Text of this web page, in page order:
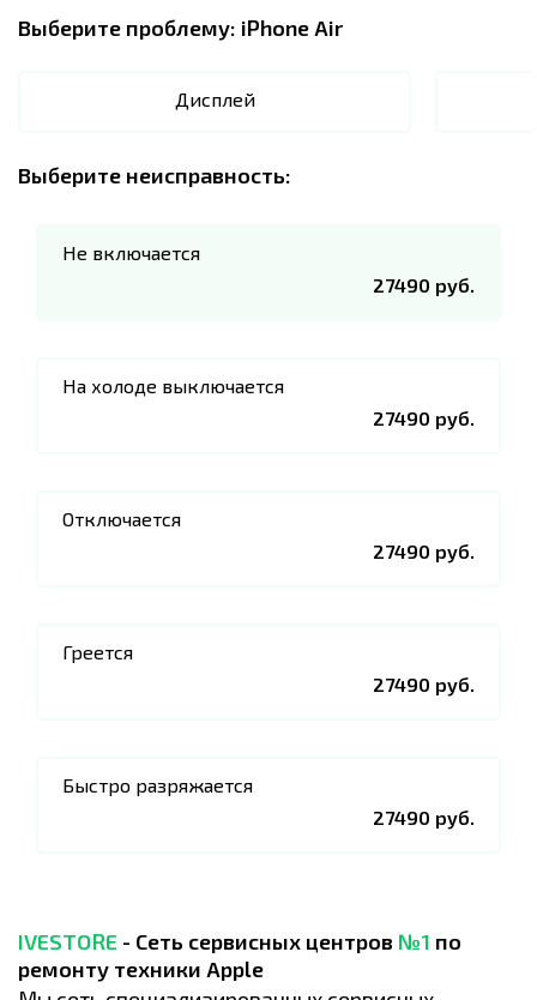
Выберите проблему: iPhone Air
Дисплей
Выберите неисправность:
Не включается
27490 руб.
На холоде выключается
27490 руб.
Отключается
27490 руб.
Греется
27490 руб.
Быстро разряжается
27490 руб.
IVESTORE - Сеть сервисных центров №1 по
ремонту техники Apple